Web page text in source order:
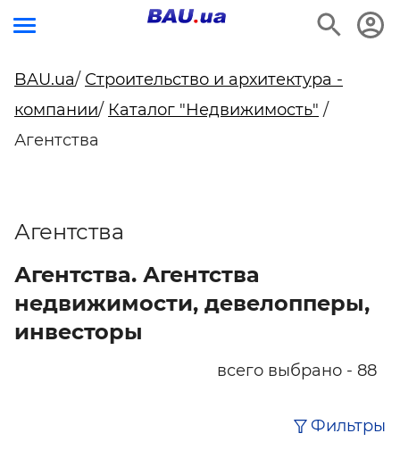
BAU.ua/ Строительство и архитектура -
компании/ Каталог "Недвижимость" /
Агентства
Агентства
Агентства. Агентства
недвижимости, девелопперы,
инвесторы
всего выбрано - 88
Фильтры